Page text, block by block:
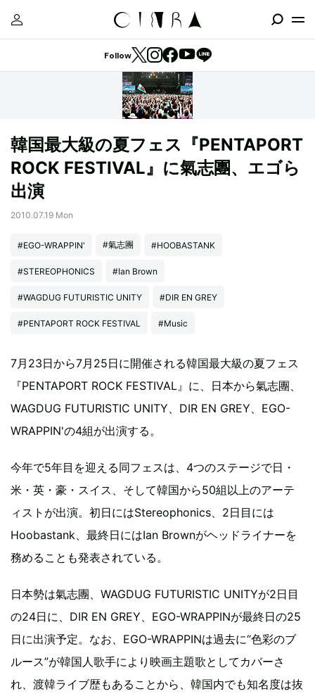
Follow
韓国最大級の夏フェス『PENTAPORT
ROCK FESTIVAL』に氣志團、エゴら
出演
2010.07.19 Mon
#EGO-WRAPPIN' #氣志團 #HOOBASTANK
#STEREOPHONICS #Ian Brown
#WAGDUG FUTURISTIC UNITY #DIR EN GREY
#PENTAPORT ROCK FESTIVAL #Music
7月23日から7月25日に開催される韓国最大級の夏フェス
『PENTAPORT ROCK FESTIVAL』に、日本から氣志團、
WAGDUG FUTURISTIC UNITY、DIR EN GREY、EGO-
WRAPPIN'の4組が出演する。
今年で5年目を迎える同フェスは、4つのステージで日・
米・英・豪・スイス、そして韓国から50組以上のアーテ
ィストが出演。初日にはStereophonics、2日目には
Hoobastank、最終日にはIan Brownがヘッドライナーを
務めることも発表されている。
日本勢は氣志團、WAGDUG FUTURISTIC UNITYが2日目
の24日に、DIR EN GREY、EGO-WRAPPINが最終日の25
日に出演予定。なお、EGO-WRAPPINは過去に“色彩のブ
ルース”が韓国人歌手により映画主題歌としてカバーさ
れ、渡韓ライブ歴もあることから、韓国内でも知名度は抜